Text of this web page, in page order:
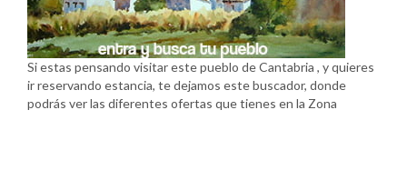
Si estas pensando visitar este pueblo de Cantabria , y quieres
ir reservando estancia, te dejamos este buscador, donde
podrás ver las diferentes ofertas que tienes en la Zona